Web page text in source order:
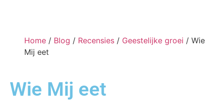
Home / Blog / Recensies / Geestelijke groei / Wie
Mij eet
Wie Mij eet